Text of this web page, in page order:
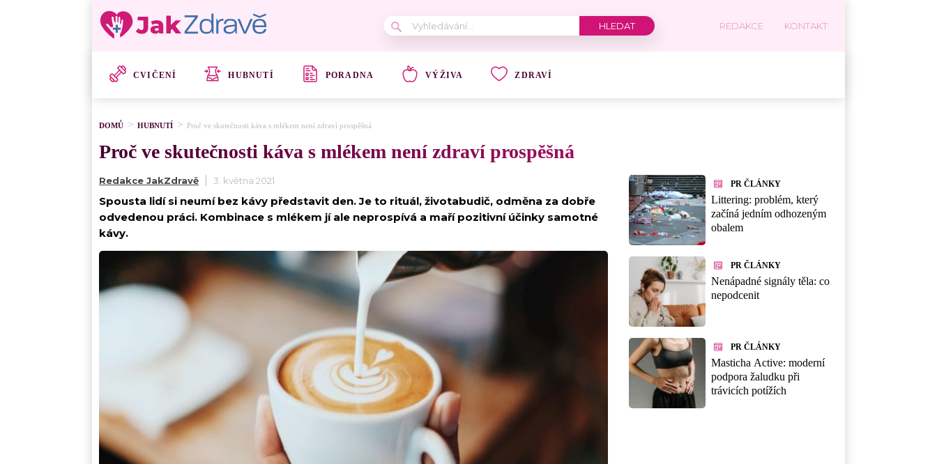
REDAKCE KONTAKT
CVIČENÍ HUBNUTÍ PORADNA VÝŽIVA ZDRAVÍ
DOMŮ HUBNUTÍ Proč ve skutečnosti káva s mlékem není zdraví prospěšná
Proč ve skutečnosti káva s mlékem není zdraví prospěšná
Redakce JakZdravě 3. května 2021
Spousta lidí si neumí bez kávy představit den. Je to rituál, životabudič, odměna za dobře
odvedenou práci. Kombinace s mlékem jí ale neprospívá a maří pozitivní účinky samotné
kávy.
PR ČLÁNKY
Littering: problém, který
začíná jedním odhozeným
obalem
PR ČLÁNKY
Nenápadné signály těla: co
nepodcenit
PR ČLÁNKY
Masticha Active: moderní
podpora žaludku při
trávicích potížích